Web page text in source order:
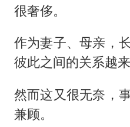
很奢侈。
作为妻子、母亲，
彼此之间的关系越来
然而这又很无奈，
兼顾。